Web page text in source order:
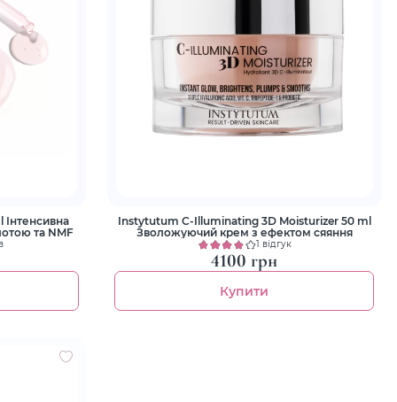
Інтенсивна
та NMF
Instytutum C-Illuminating 3D Moisturizer 50 ml
Зволожуючий крем з ефектом сяяння
1 відгук
4100 грн
Купити